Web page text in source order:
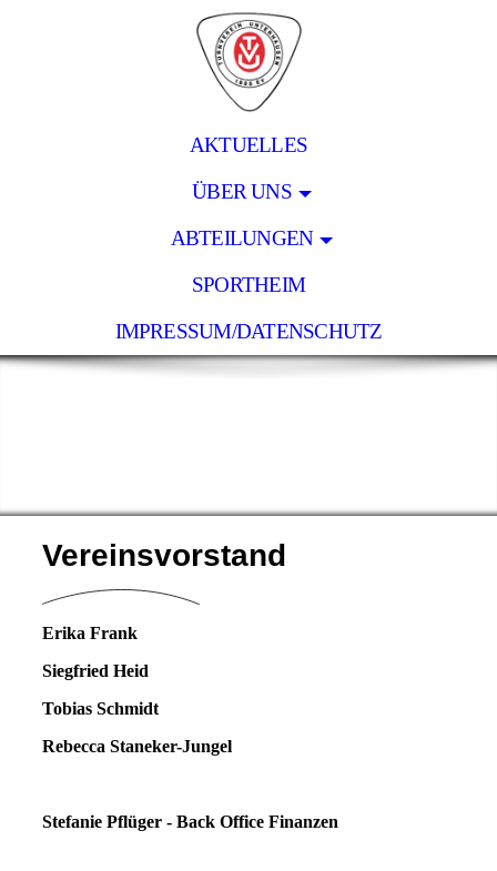
AKTUELLES
ÜBER UNS
ABTEILUNGEN
SPORTHEIM
IMPRESSUM/DATENSCHUTZ
Vereinsvorstand
Erika Frank
Siegfried Heid
Tobias Schmidt
Rebecca Staneker-Jungel
Stefanie Pflüger - Back Office Finanzen